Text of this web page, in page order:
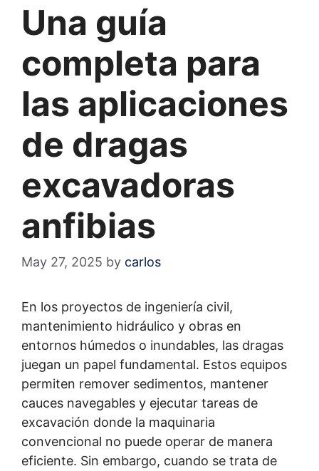
Una guía
completa para
las aplicaciones
de dragas
excavadoras
anfibias
May 27, 2025 by carlos
En los proyectos de ingeniería civil,
mantenimiento hidráulico y obras en
entornos húmedos o inundables, las dragas
juegan un papel fundamental. Estos equipos
permiten remover sedimentos, mantener
cauces navegables y ejecutar tareas de
excavación donde la maquinaria
convencional no puede operar de manera
eficiente. Sin embargo, cuando se trata de